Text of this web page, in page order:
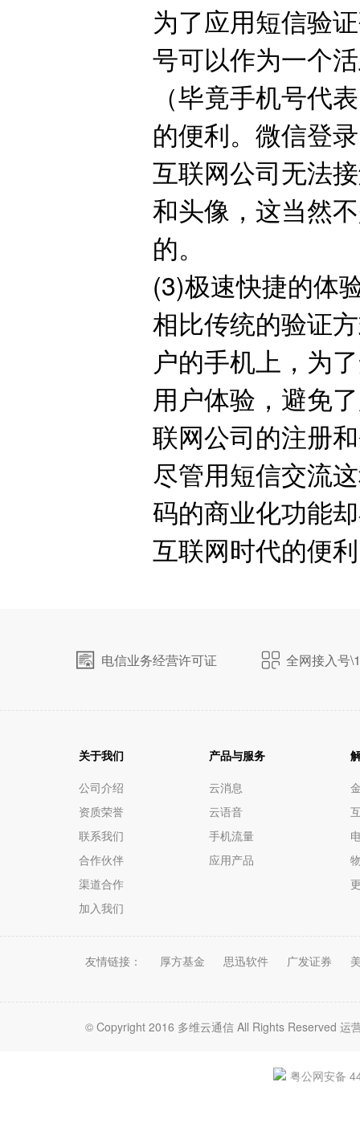
为了应用短信验
号可以作为一个
（毕竟手机号代
的便利。微信登
互联网公司无法
和头像，这当然
的。
(3)极速快捷的体
相比传统的验证
户的手机上，为
用户体验，避免
联网公司的注册
尽管用短信交流
码的商业化功能
互联网时代的便
电信业务经营许可证 全网接入号
关于我们
公司介绍
资质荣誉
联系我们
合作伙伴
渠道合作
加入我们
产品与服务
云消息
云语音
手机流量
应用产品
友情链接： 厚方基金 思迅软件 广发证券
© Copyright 2016 多维云通信 All Rights Reserved 运
粤公网安备